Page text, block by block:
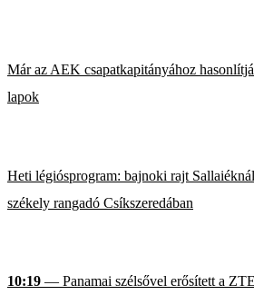
Már az AEK csapatkapitányához
lapok
Heti légiósprogram: bajnoki rajt
székely rangadó Csíkszeredában
10:19 — Panamai szélsővel erősített a